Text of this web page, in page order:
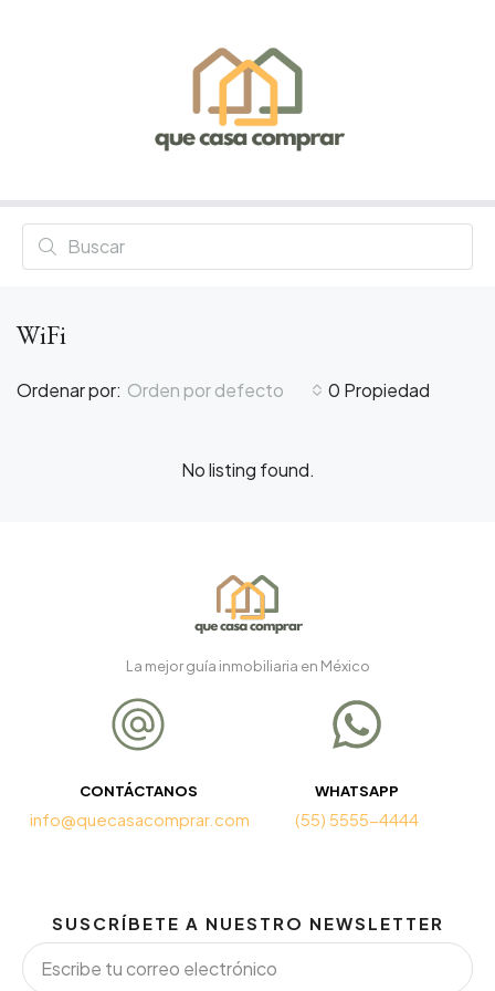
WiFi
0 Propiedad
Ordenar por: Orden por defecto
No listing found.
La mejor guía inmobiliaria en México
CONTÁCTANOS
info@quecasacomprar.com
WHATSAPP
(55) 5555-4444
SUSCRÍBETE A NUESTRO NEWSLETTER